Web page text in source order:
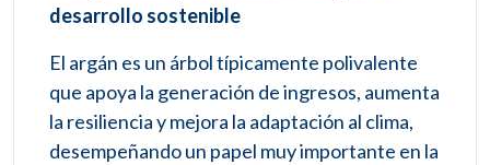
desarrollo sostenible
El argán es un árbol típicamente polivalente
que apoya la generación de ingresos, aumenta
la resiliencia y mejora la adaptación al clima,
desempeñando un papel muy importante en la